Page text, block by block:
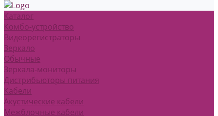
Каталог
Комбо-устройство
Видеорегистраторы
Зеркало
Обычные
Зеркала-мониторы
Дистрибьюторы питания
Кабели
Акустические кабели
Межблочные кабели